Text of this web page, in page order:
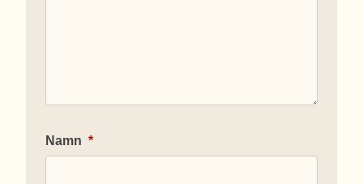
Namn *